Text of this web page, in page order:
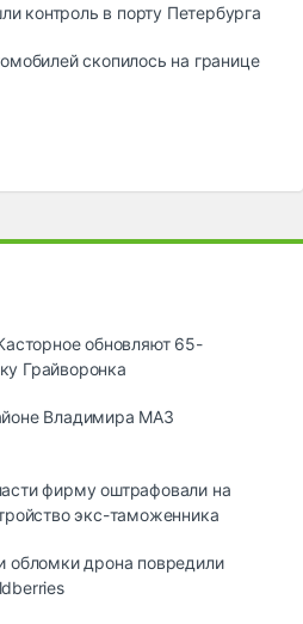
контроль в порту Петербурга
скопилось на границе
обновляют 65-
Грайворонка
Владимира МАЗ
фирму оштрафовали на
экс-таможенника
обломки дрона повредили